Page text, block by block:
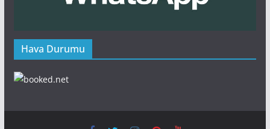
Hava Durumu